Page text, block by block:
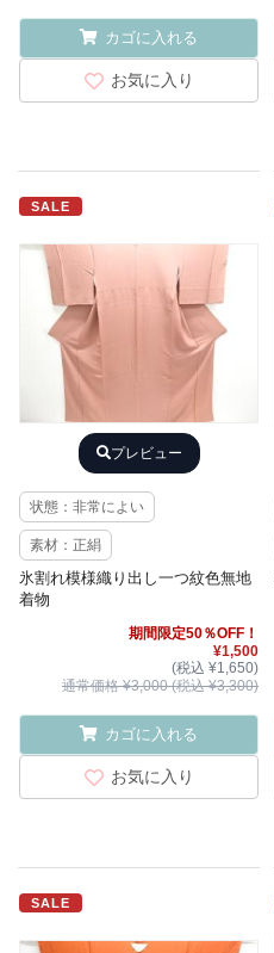
カゴに入れる
お気に入り
SALE
プレビュー
状態：非常によい
素材：正絹
氷割れ模様織り出し一つ紋色無地
着物
期間限定50％OFF！
¥1,500
(税込 ¥1,650)
通常価格 ¥3,000 (税込 ¥3,300)
カゴに入れる
お気に入り
SALE